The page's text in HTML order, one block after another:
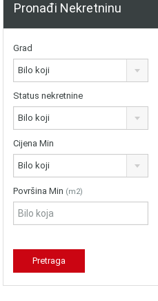
Pronađi Nekretninu
Grad
Bilo koji
Status nekretnine
Bilo koji
Cijena Min
Bilo koji
Površina Min (m2)